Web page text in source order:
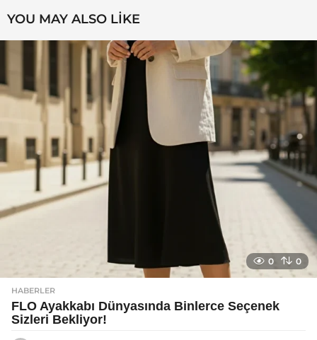
YOU MAY ALSO LIKE
0 0
HABERLER
FLO Ayakkabı Dünyasında Binlerce Seçenek
Sizleri Bekliyor!